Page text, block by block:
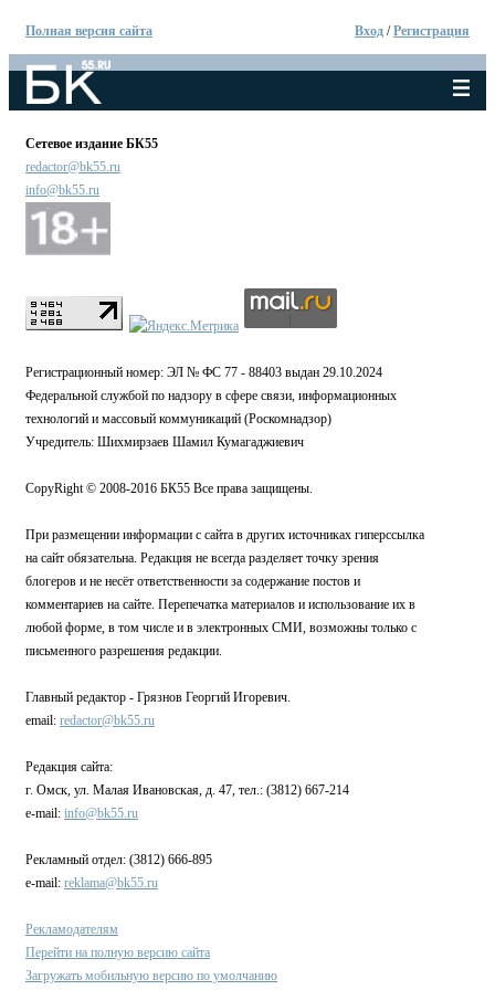
Полная версия сайта Вход /Регистрация
Сетевое издание БК55
redactor@bk55.ru
info@bk55.ru
Регистрационный номер: ЭЛ № ФС 77 - 88403 выдан 29.10.2024
Федеральной службой по надзору в сфере связи, информационных
технологий и массовый коммуникаций (Роскомнадзор)
Учредитель: Шихмирзаев Шамил Кумагаджиевич
CopyRight © 2008-2016 БК55 Все права защищены.
При размещении информации с сайта в других источниках гиперссылка
на сайт обязательна. Редакция не всегда разделяет точку зрения
блогеров и не несёт ответственности за содержание постов и
комментариев на сайте. Перепечатка материалов и использование их в
любой форме, в том числе и в электронных СМИ, возможны только с
письменного разрешения редакции.
Главный редактор - Грязнов Георгий Игоревич.
email: redactor@bk55.ru
Редакция сайта:
г. Омск, ул. Малая Ивановская, д. 47, тел.: (3812) 667-214
e-mail: info@bk55.ru
Рекламный отдел: (3812) 666-895
e-mail: reklama@bk55.ru
Рекламодателям
Перейти на полную версию сайта
Загружать мобильную версию по умолчанию